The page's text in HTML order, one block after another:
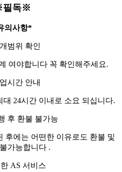
독※
의사항*
범위 확인
여야합니다 꼭 확인해주세요.
시간 안내
24시간 이내로 소요 되십니다.
후 환불 불가능
후에는 어떤한 이유로도 환불 및
가능합니다 .
AS 서비스